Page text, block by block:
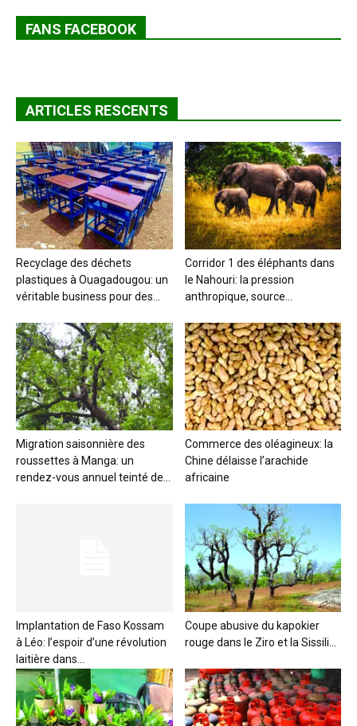
FANS FACEBOOK
ARTICLES RESCENTS
Recyclage des déchets
plastiques à Ouagadougou: un
véritable business pour des...
Corridor 1 des éléphants dans
le Nahouri: la pression
anthropique, source...
Migration saisonnière des
roussettes à Manga: un
rendez-vous annuel teinté de...
Commerce des oléagineux: la
Chine délaisse l’arachide
africaine
Implantation de Faso Kossam
à Léo: l’espoir d’une révolution
laitière dans...
Coupe abusive du kapokier
rouge dans le Ziro et la Sissili...